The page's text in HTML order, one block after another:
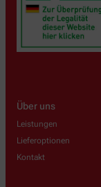
Über uns
Leistungen
Lieferoptionen
Kontakt